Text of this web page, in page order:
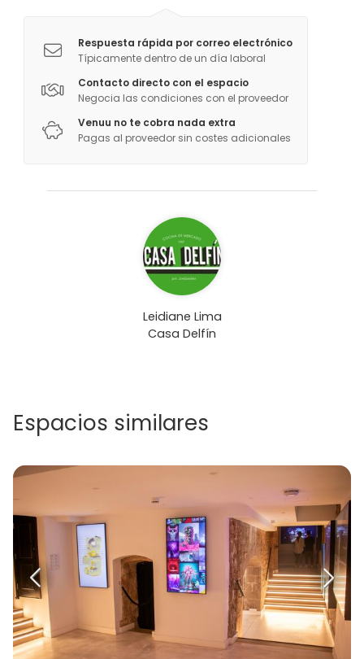
Respuesta rápida por correo electrónico
Típicamente dentro de un día laboral
Contacto directo con el espacio
Negocia las condiciones con el proveedor
Venuu no te cobra nada extra
Pagas al proveedor sin costes adicionales
Leidiane Lima
Casa Delfín
Espacios similares